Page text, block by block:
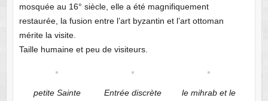
mosquée au 16° siècle, elle a été magnifiquement
restaurée, la fusion entre l’art byzantin et l’art ottoman
mérite la visite.
Taille humaine et peu de visiteurs.
petite Sainte
Entrée discrète
le mihrab et le